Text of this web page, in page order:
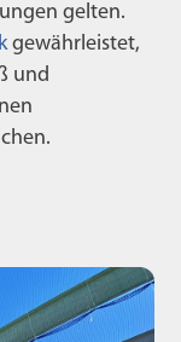
gelten.
gewährleistet,
und